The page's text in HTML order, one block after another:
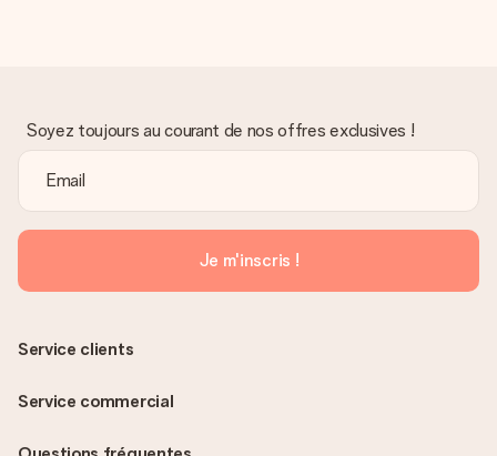
Soyez toujours au courant de nos offres exclusives !
Je m'inscris !
Service clients
Service commercial